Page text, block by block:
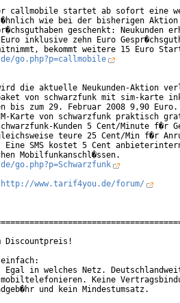
callmobile startet ab sofort eine
�hnlich wie bei der bisherigen
geschenkt: Neukunden
inklusive zehn Euro
bekommt weitere 15 Euro
go.php?p=callmobile
die aktuelle Neukunden-Aktion
von schwarzfunk mit sim-karte
bis zum 29. Februar 2008 9,90 Euro.
Karte von schwarzfunk praktisch
Kunden 5 Cent/Minute f�r
teure 25 Cent/Min f�r
Eine SMS kostet 5 Cent
Mobilfunkanschl�ssen.
http://www.tarif4you.de/forum/
Discountpreis!
in welches Netz.
Keine
und kein Mindestumsatz.